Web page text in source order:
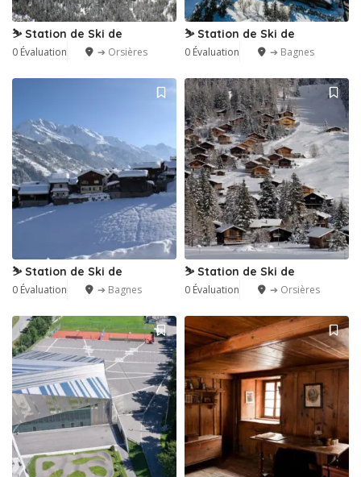
⛷️ Station de Ski de
0 Évaluation ➔ Orsières
⛷️ Station de Ski de
0 Évaluation ➔ Bagnes
⛷️ Station de Ski de
0 Évaluation ➔ Bagnes
⛷️ Station de Ski de
0 Évaluation ➔ Orsières